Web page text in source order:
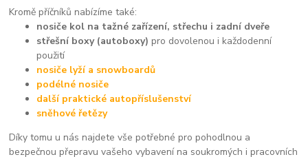
Kromě příčníků nabízíme také:
nosiče kol na tažné zařízení, střechu i zadní dveře
střešní boxy (autoboxy) pro dovolenou i každodenní
použití
nosiče lyží a snowboardů
podélné nosiče
další praktické autopříslušenství
sněhové řetězy
Díky tomu u nás najdete vše potřebné pro pohodlnou a
bezpečnou přepravu vašeho vybavení na soukromých i pracovních